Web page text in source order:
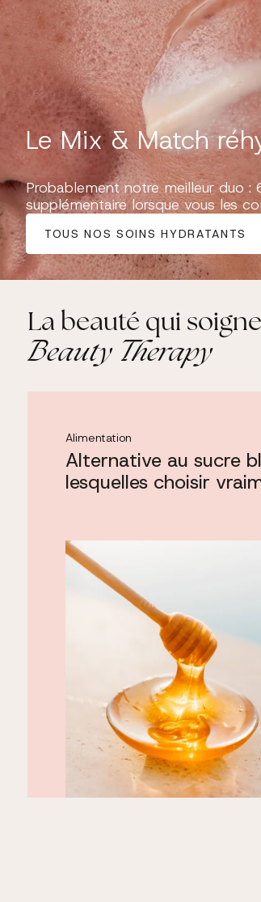
Le Mix & Match
Probablement notre meilleur duo :
supplémentaire lorsque vous les
TOUS NOS SOINS HYDRATANTS
La beauté qui
Beauty Therapy
Alimentation
Alternative au sucre
lesquelles choisir